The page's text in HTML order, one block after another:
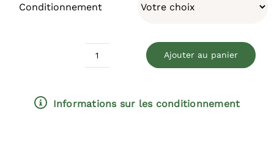
Conditionnement
Ajouter au panier
Informations sur les conditionnement